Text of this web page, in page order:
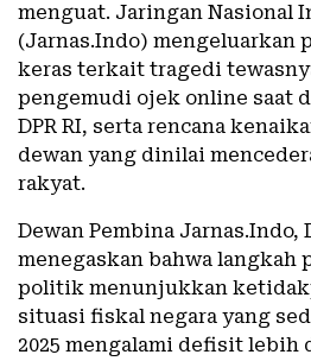
menguat. Jaringan Nasional
(Jarnas.Indo) mengeluarkan
keras terkait tragedi
pengemudi ojek online saat
DPR RI, serta rencana
dewan yang dinilai
rakyat.
Dewan Pembina Jarnas.Indo,
menegaskan bahwa langkah
politik menunjukkan
situasi fiskal negara yang
2025 mengalami defisit lebih